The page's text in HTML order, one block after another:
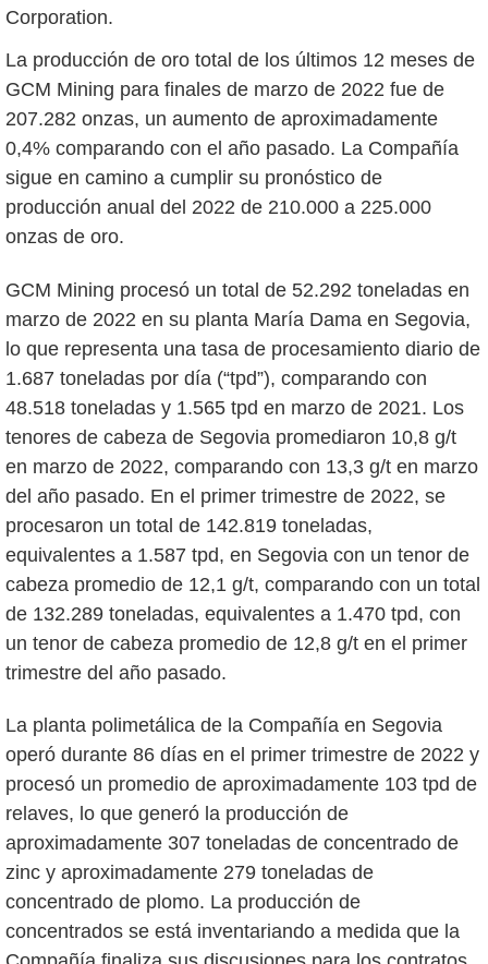
Corporation.
La producción de oro total de los últimos 12 meses de
GCM Mining para finales de marzo de 2022 fue de
207.282 onzas, un aumento de aproximadamente
0,4% comparando con el año pasado. La Compañía
sigue en camino a cumplir su pronóstico de
producción anual del 2022 de 210.000 a 225.000
onzas de oro.
GCM Mining procesó un total de 52.292 toneladas en
marzo de 2022 en su planta María Dama en Segovia,
lo que representa una tasa de procesamiento diario de
1.687 toneladas por día (“tpd”), comparando con
48.518 toneladas y 1.565 tpd en marzo de 2021. Los
tenores de cabeza de Segovia promediaron 10,8 g/t
en marzo de 2022, comparando con 13,3 g/t en marzo
del año pasado. En el primer trimestre de 2022, se
procesaron un total de 142.819 toneladas,
equivalentes a 1.587 tpd, en Segovia con un tenor de
cabeza promedio de 12,1 g/t, comparando con un total
de 132.289 toneladas, equivalentes a 1.470 tpd, con
un tenor de cabeza promedio de 12,8 g/t en el primer
trimestre del año pasado.
La planta polimetálica de la Compañía en Segovia
operó durante 86 días en el primer trimestre de 2022 y
procesó un promedio de aproximadamente 103 tpd de
relaves, lo que generó la producción de
aproximadamente 307 toneladas de concentrado de
zinc y aproximadamente 279 toneladas de
concentrado de plomo. La producción de
concentrados se está inventariando a medida que la